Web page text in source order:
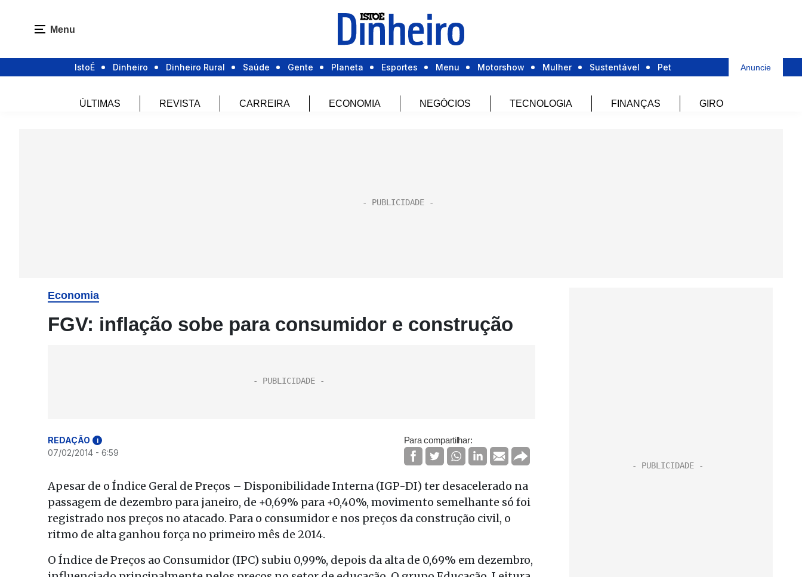
Menu
IstoÉ Dinheiro Dinheiro Rural Saúde Gente Planeta Esportes Menu Motorshow Mulher Sustentável Pet Anuncie
ÚLTIMAS REVISTA CARREIRA ECONOMIA NEGÓCIOS TECNOLOGIA FINANÇAS GIRO
Economia
FGV: inflação sobe para consumidor e construção
REDAÇÃO i
07/02/2014 - 6:59
Para compartilhar:
Apesar de o Índice Geral de Preços – Disponibilidade Interna (IGP-DI) ter desacelerado na
passagem de dezembro para janeiro, de +0,69% para +0,40%, movimento semelhante só foi
registrado nos preços no atacado. Para o consumidor e nos preços da construção civil, o
ritmo de alta ganhou força no primeiro mês de 2014.
O Índice de Preços ao Consumidor (IPC) subiu 0,99%, depois da alta de 0,69% em dezembro,